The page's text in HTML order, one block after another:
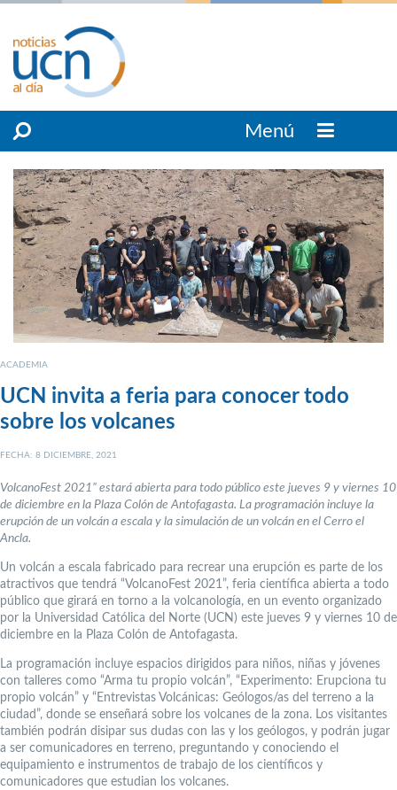
Menú
ACADEMIA
UCN invita a feria para conocer todo
sobre los volcanes
FECHA: 8 DICIEMBRE, 2021
VolcanoFest 2021” estará abierta para todo público este jueves 9 y viernes 10
de diciembre en la Plaza Colón de Antofagasta. La programación incluye la
erupción de un volcán a escala y la simulación de un volcán en el Cerro el
Ancla.
Un volcán a escala fabricado para recrear una erupción es parte de los
atractivos que tendrá “VolcanoFest 2021”, feria científica abierta a todo
público que girará en torno a la volcanología, en un evento organizado
por la Universidad Católica del Norte (UCN) este jueves 9 y viernes 10 de
diciembre en la Plaza Colón de Antofagasta.
La programación incluye espacios dirigidos para niños, niñas y jóvenes
con talleres como “Arma tu propio volcán”, “Experimento: Erupciona tu
propio volcán” y “Entrevistas Volcánicas: Geólogos/as del terreno a la
ciudad”, donde se enseñará sobre los volcanes de la zona. Los visitantes
también podrán disipar sus dudas con las y los geólogos, y podrán jugar
a ser comunicadores en terreno, preguntando y conociendo el
equipamiento e instrumentos de trabajo de los científicos y
comunicadores que estudian los volcanes.